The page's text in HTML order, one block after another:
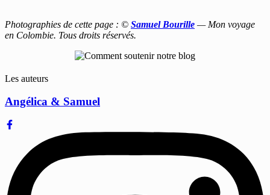
Photographies de cette page : © Samuel Bourille — Mon voyage
en Colombie. Tous droits réservés.
Les auteurs
Angélica & Samuel